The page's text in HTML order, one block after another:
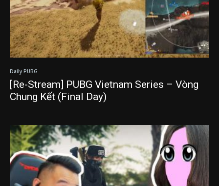
Daily PUBG
[Re-Stream] PUBG Vietnam Series – Vòng
Chung Kết (Final Day)